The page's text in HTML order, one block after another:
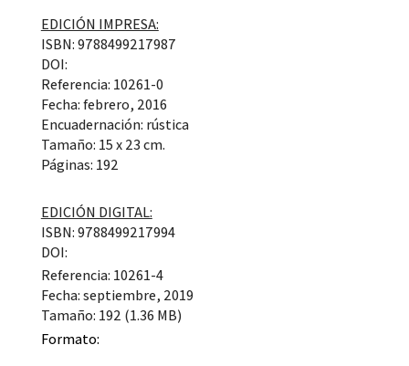
EDICIÓN IMPRESA:
ISBN: 9788499217987
DOI:
Referencia: 10261-0
Fecha: febrero, 2016
Encuadernación: rústica
Tamaño: 15 x 23 cm.
Páginas: 192
EDICIÓN DIGITAL:
ISBN: 9788499217994
DOI:
Referencia: 10261-4
Fecha: septiembre, 2019
Tamaño: 192 (1.36 MB)
Formato: